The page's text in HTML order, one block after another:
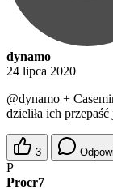
dynamo
24 lipca 2020
@dynamo +
dzieliła ich
3
P
Procr7